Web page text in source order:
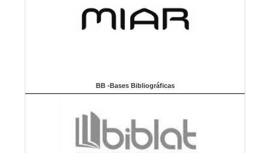
BB -Bases Bibliográficas